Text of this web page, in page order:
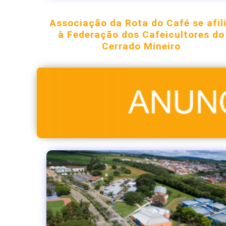
Associação da Rota do Café se
à Federação dos Cafeicultores do
Cerrado Mineiro